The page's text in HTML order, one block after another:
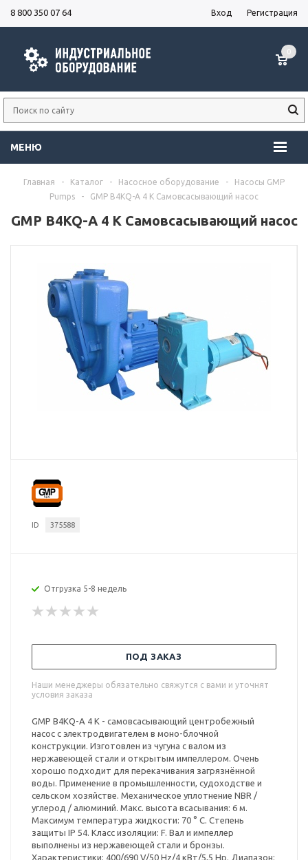
8 800 350 07 64 Вход Регистрация
МЕНЮ
0
Главная - Каталог - Насосное оборудование -
Насосы GMP
Pumps
- GMP B4KQ-A 4 K Самовсасывающий насос
GMP B4KQ-A 4 K Самовсасывающий насос
ID 375588
Отгрузка 5-8 недель
ПОД ЗАКАЗ
Наши менеджеры обязательно свяжутся с вами и уточнят
условия заказа
GMP B4KQ-A 4 K - самовсасывающий центробежный
насос с электродвигателем в моно-блочной
конструкции. Изготовлен из чугуна с валом из
нержавеющей стали и открытым импеллером. Очень
хорошо подходит для перекачивания загрязнённой
воды. Применение в промышленности, судоходстве и
сельском хозяйстве. Механическое уплотнение NBR /
углерод / алюминий. Макс. высота всасывания: 6 м.
Максимум температура жидкости: 70 ° С. Степень
защиты IP 54. Класс изоляции: F. Вал и импеллер
выполнены из нержавеющей стали и бронзы.
Характеристики: 400/690 V/50 Hz/4 кВт/5,5 Hp. Диапазон: